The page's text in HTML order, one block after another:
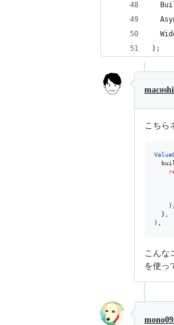
);
こちら
    );
  },
),
こんな
を使っ